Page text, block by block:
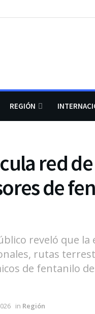
REGIÓN
red
de
reveló que
rutas
de fentanilo
in Región